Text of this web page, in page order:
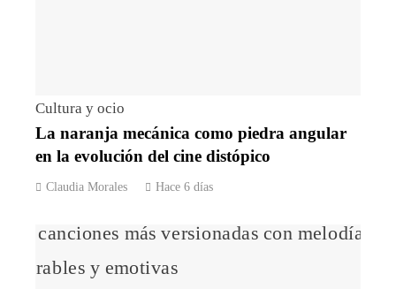
Cultura y ocio
La naranja mecánica como piedra angular
en la evolución del cine distópico
Claudia Morales Hace 6 días